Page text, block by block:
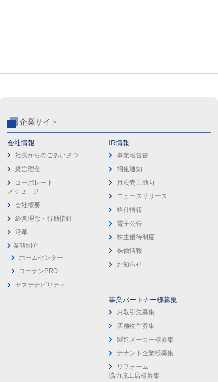
企業サイト
会社情報
社長からのごあいさつ
経営理念
コーポレート
メッセージ
会社概要
経営理念・行動指針
沿革
業態紹介
ホームセンター
コーナンPRO
サステナビリティ
IR情報
事業報告書
招集通知
月次売上動向
ニュースリリース
格付情報
電子公告
株主優待制度
株価情報
お知らせ
事業パートナー様募集
お取引先募集
店舗物件募集
製造メーカー様募集
テナント企業様募集
リフォーム
協力施工店様募集